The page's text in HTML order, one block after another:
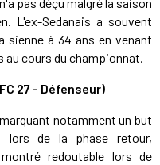
pas déçu malgré la saison
L'ex-Sedanais a souvent
sienne à 34 ans en venant
au cours du championnat.
27 - Défenseur)
notamment un but
lors de la phase retour,
redoutable lors de